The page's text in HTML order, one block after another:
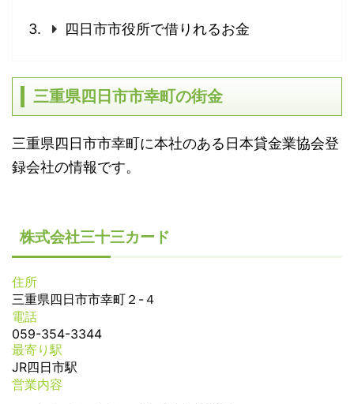
四日市市役所で借りれるお金
三重県四日市市幸町の街金
三重県四日市市幸町に本社のある日本貸金業協会登
録会社の情報です。
株式会社三十三カード
住所
三重県四日市市幸町２-４
電話
059-354-3344
最寄り駅
JR四日市駅
営業内容